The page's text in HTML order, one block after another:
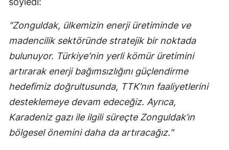
"Zonguldak, ülkemizin enerji üretiminde ve
madencilik sektöründe stratejik bir noktada
bulunuyor. Türkiye'nin yerli kömür üretimini
artırarak enerji bağımsızlığını güçlendirme
hedefimiz doğrultusunda, TTK’nın faaliyetlerini
desteklemeye devam edeceğiz. Ayrıca,
Karadeniz gazı ile ilgili süreçte Zonguldak’ın
bölgesel önemini daha da artıracağız."